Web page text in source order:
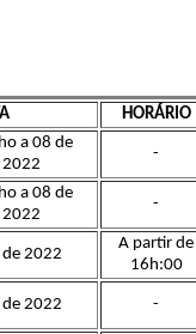
HORÁRIO
a 08 de
-
a 08 de
-
2022
A partir de
16h:00
2022 -